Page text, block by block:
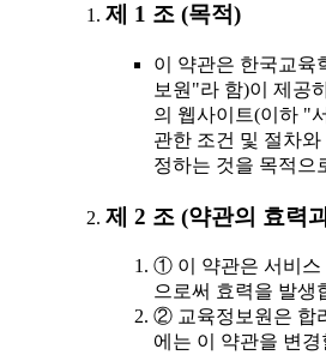
제 1 조 (목적)
이 약관은 한국교육
보원"라 함)이 제공
의 웹사이트(이하 "
관한 조건 및 절차
정하는 것을 목적으
제 2 조 (약관의 효력
① 이 약관은 서비스
으로써 효력을 발생
② 교육정보원은 합
에는 이 약관을 변